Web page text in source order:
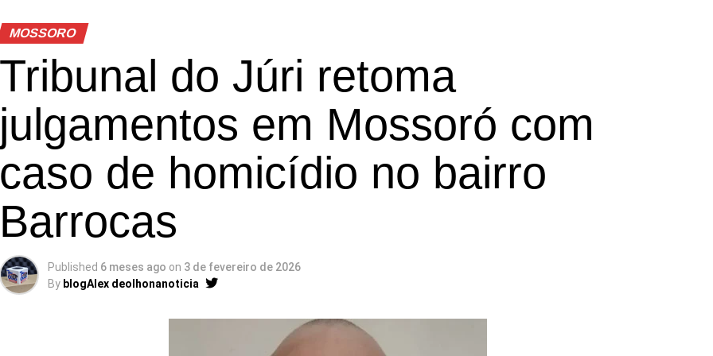
MOSSORO
Tribunal do Júri retoma
julgamentos em Mossoró com
caso de homicídio no bairro
Barrocas
Published 6 meses ago on 3 de fevereiro de 2026
By blogAlex deolhonanoticia